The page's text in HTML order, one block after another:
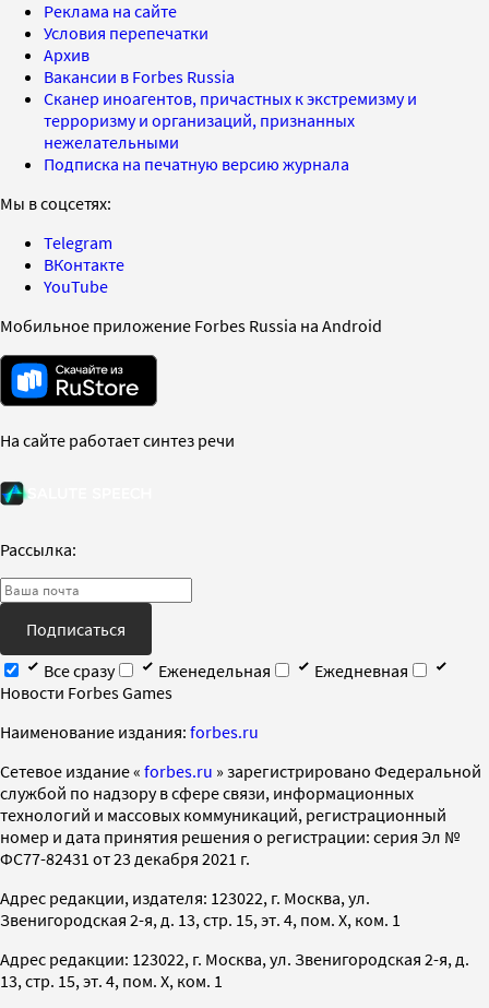
Реклама на сайте
Условия перепечатки
Архив
Вакансии в Forbes Russia
Сканер иноагентов, причастных к экстремизму и
терроризму и организаций, признанных
нежелательными
Подписка на печатную версию журнала
Мы в соцсетях:
Telegram
ВКонтакте
YouTube
Мобильное приложение Forbes Russia на Android
На сайте работает синтез речи
Рассылка:
Подписаться
Все сразу
Еженедельная
Ежедневная
Новости Forbes Games
Наименование издания: forbes.ru
Cетевое издание « forbes.ru » зарегистрировано Федеральной
службой по надзору в сфере связи, информационных
технологий и массовых коммуникаций, регистрационный
номер и дата принятия решения о регистрации: серия Эл №
ФС77-82431 от 23 декабря 2021 г.
Адрес редакции, издателя: 123022, г. Москва, ул.
Звенигородская 2-я, д. 13, стр. 15, эт. 4, пом. X, ком. 1
Адрес редакции: 123022, г. Москва, ул. Звенигородская 2-я, д.
13, стр. 15, эт. 4, пом. X, ком. 1